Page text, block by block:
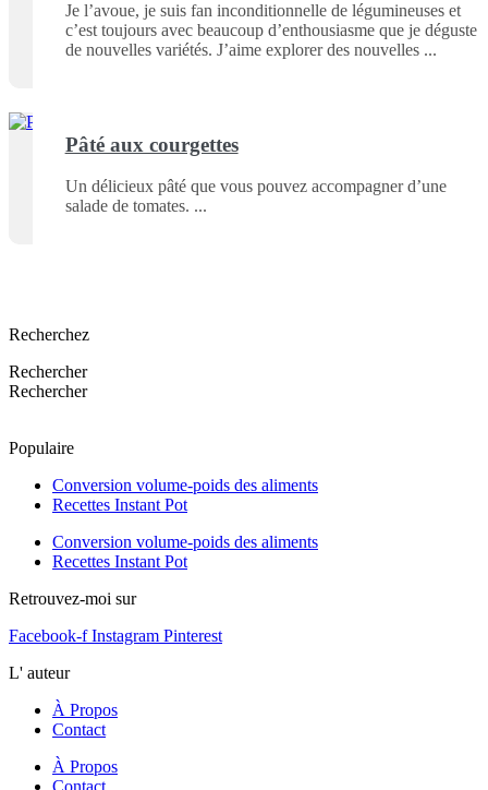
Je l’avoue, je suis fan inconditionnelle de légumineuses et
c’est toujours avec beaucoup d’enthousiasme que je déguste
de nouvelles variétés. J’aime explorer des nouvelles
Pâté aux courgettes
Un délicieux pâté que vous pouvez accompagner d’une
salade de tomates.
Recherchez
Rechercher
Rechercher
Populaire
Conversion volume-poids des aliments
Recettes Instant Pot
Conversion volume-poids des aliments
Recettes Instant Pot
Retrouvez-moi sur
Facebook-f Instagram Pinterest
L' auteur
À Propos
Contact
À Propos
Contact